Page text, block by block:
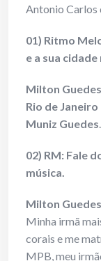
Antonio Carlos
01) Ritmo
e a sua cidade
Milton
Rio de Janeiro
Muniz Guedes.
02) RM: Fale
música.
Milton
Minha irmã
corais e me
MPB, meu